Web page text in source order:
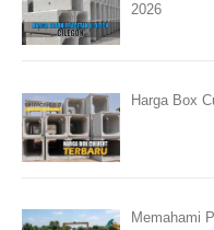
2026
Harga Box
Memahami